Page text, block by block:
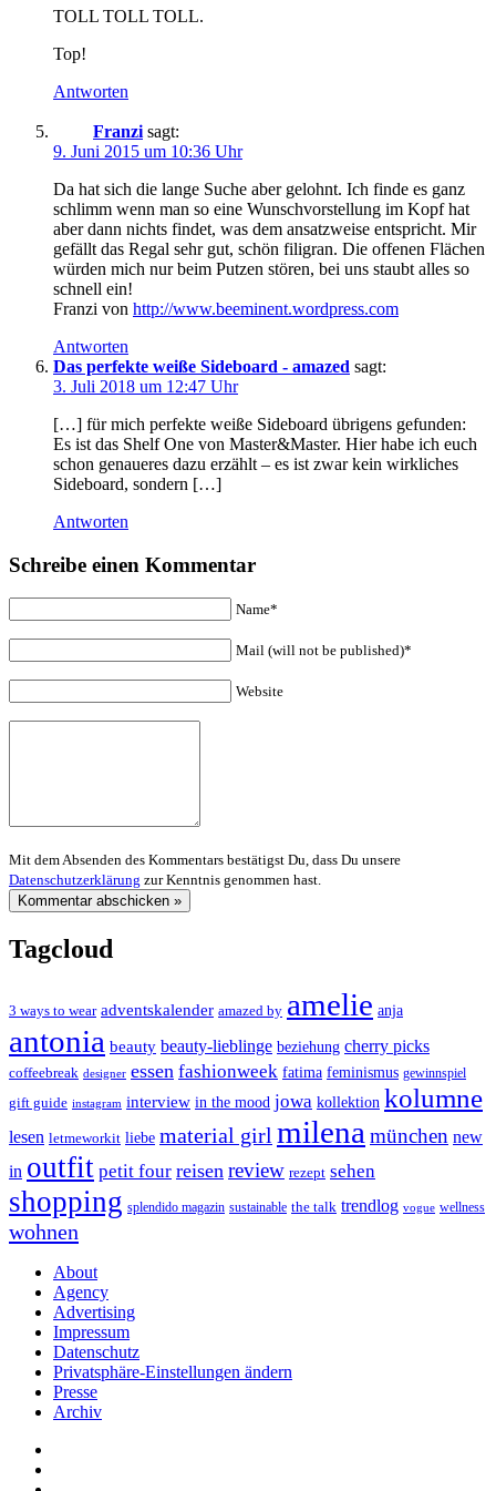
TOLL TOLL TOLL.
Top!
Antworten
Franzi sagt:
9. Juni 2015 um 10:36 Uhr
Da hat sich die lange Suche aber gelohnt. Ich finde es ganz
schlimm wenn man so eine Wunschvorstellung im Kopf hat
aber dann nichts findet, was dem ansatzweise entspricht. Mir
gefällt das Regal sehr gut, schön filigran. Die offenen Flächen
würden mich nur beim Putzen stören, bei uns staubt alles so
schnell ein!
Franzi von http://www.beeminent.wordpress.com
Antworten
Das perfekte weiße Sideboard - amazed sagt:
3. Juli 2018 um 12:47 Uhr
[…] für mich perfekte weiße Sideboard übrigens gefunden:
Es ist das Shelf One von Master&Master. Hier habe ich euch
schon genaueres dazu erzählt – es ist zwar kein wirkliches
Sideboard, sondern […]
Antworten
Schreibe einen Kommentar
Name*
Mail (will not be published)*
Website
Mit dem Absenden des Kommentars bestätigst Du, dass Du unsere
Datenschutzerklärung zur Kenntnis genommen hast.
Tagcloud
3 ways to wear adventskalender amazed by amelie anja
antonia beauty beauty-lieblinge beziehung cherry picks
coffeebreak designer essen fashionweek fatima feminismus gewinnspiel
gift guide instagram interview in the mood jowa kollektion kolumne
lesen letmeworkit liebe material girl milena münchen new
in outfit petit four reisen review rezept sehen
shopping splendido magazin sustainable the talk trendlog vogue wellness
wohnen
About
Agency
Advertising
Impressum
Datenschutz
Privatsphäre-Einstellungen ändern
Presse
Archiv